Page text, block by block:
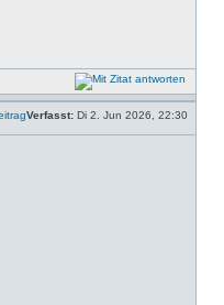
Verfasst: Di 2. Jun 2026, 22:30